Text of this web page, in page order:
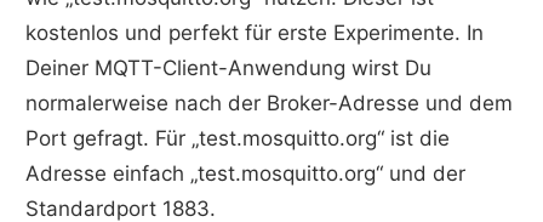
kostenlos und perfekt für erste Experimente. In
Deiner MQTT-Client-Anwendung wirst Du
normalerweise nach der Broker-Adresse und dem
Port gefragt. Für „test.mosquitto.org“ ist die
Adresse einfach „test.mosquitto.org“ und der
Standardport 1883.